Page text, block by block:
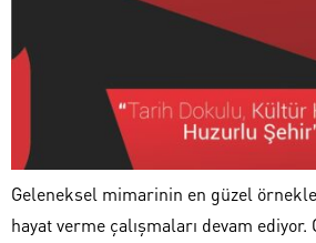
Geleneksel mimarinin en güzel
hayat verme çalışmaları devam ediyor.